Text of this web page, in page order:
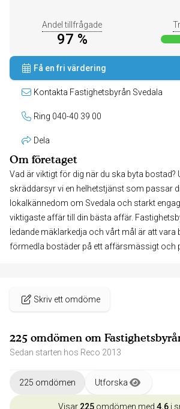
Andel tillfrågade
97 %
Få en fri värdering
Kontakta Fastighetsbyrån Svedala
Ring 040-40 39 00
Dela
Om företaget
Vad är viktigt för dig när du ska byta bostad?
skräddarsyr vi en helhetstjänst som passar
lokalkännedom om Svedala och starkt
viktigaste affär till din bästa affär.
ledande mäklarkedja och vårt mål är att vara
förmedla bostäder på ett affärsmässigt och
Skriv ett omdöme
225 omdömen om
Sedan starten hos Reco 2013
225 omdömen Utforska
Visar 225 omdömen med 4.6 i